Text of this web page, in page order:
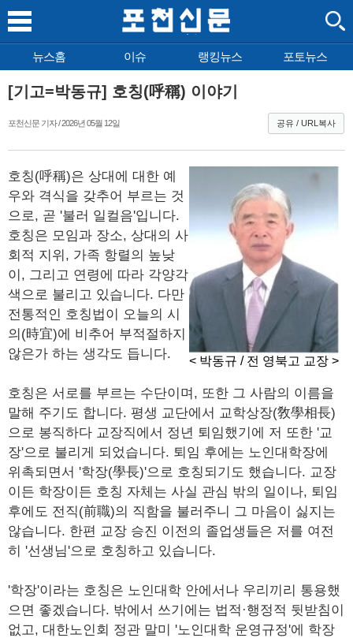
뉴스홈 이슈 랭킹뉴스 포토뉴스
[기고=박동규] 호칭(呼稱) 이야기
포천신문 기자 / 2026년 05월 12일 공유 / URL복사
< 박동규 / 전 영북고 교장 >
호칭(呼稱)은 상대에 대한 예
우와 격식을 갖추어 부르는 것
으로, 곧 '불러 일컬음'입니다.
호칭은 모임과 장소, 상대의 사
회적 지위, 가족 항렬의 높낮
이, 그리고 연령에 따라 각양각
색으로 불리고 있습니다. 다만
전통적인 호칭법이 오늘의 시
의(時宜)에 비추어 부적절하지
않은가 하는 생각도 듭니다.
호칭은 서로를 부르는 수단이며, 또한 그 사람의 이름을
말해 주기도 합니다. 평생 교단에서 교학상장(敎學相長)
으로 봉직하다 교장직에서 정년 퇴임했기에 저 또한 '교
장'으로 불리게 되었습니다. 퇴임 후에는 노인대학장에
위촉되면서 '학장(學長)'으로 호칭되기도 했습니다. 교장
이든 학장이든 호칭 자체는 사실 관심 밖의 일이나, 퇴임
후에도 전직(前職)의 직함을 불러주니 그 마음이 싫지는
않습니다. 한편 교장 승진 이전의 졸업생들은 저를 여전
히 '선생님'으로 호칭하고 있습니다.
'학장'이라는 호칭은 노인대학 안에서나 우리끼리 통용했
으면 좋겠습니다. 밖에서 쓰기에는 법적·행정적 뒷받침이
없고, 대한노인회 정관 말미 '노인대학 운영규정'에 학장